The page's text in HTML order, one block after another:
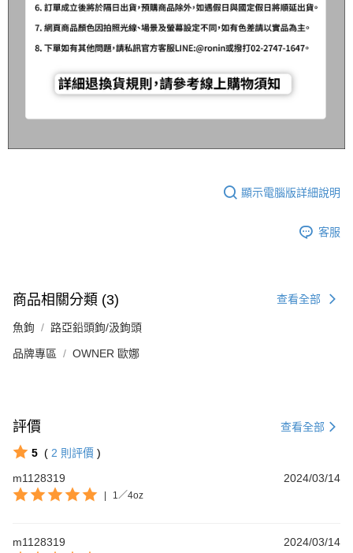
顯示電腦版詳細說明
客服
商品相關分類 (3) 查看全部
魚鉤 路亞鉛頭鉤/汲鉤頭
品牌專區 OWNER 歐娜
評價 查看全部
5 ( 2 則評價 )
m1128319
2024/03/14
1／4oz
m1128319 2024/03/14